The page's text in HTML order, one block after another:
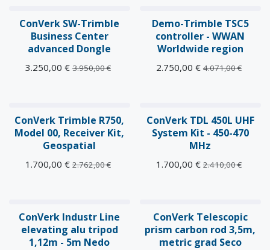
OPRUIMING
ConVerk SW-Trimble
Business Center
advanced Dongle
3.250,00 € 3.950,00€
Preloved
Demo-Trimble TSC5
controller - WWAN
Worldwide region
2.750,00 € 4.071,00€
OPRUIMING
ConVerk Trimble R750,
Model 00, Receiver Kit,
Geospatial
1.700,00 € 2.762,00€
OPRUIMING
ConVerk TDL 450L UHF
System Kit - 450-470
MHz
1.700,00 € 2.410,00€
ConVerk Industr Line
elevating alu tripod
1,12m - 5m Nedo
ConVerk Telescopic
prism carbon rod 3,5m,
metric grad Seco